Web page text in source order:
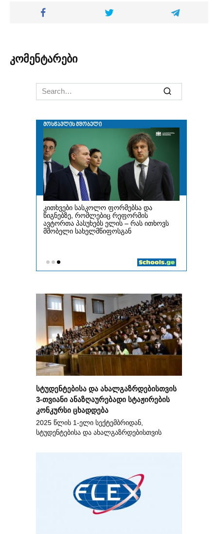
კომენტარები
Search
for:
სტუდენტებისა და ახალგაზრდებისთვის
3-თვიანი ანაზღაურებადი სტაჟირების
კონკურსი ცხადდება
2025 წლის 1-ელი სექტემბრიდან,
სტუდენტებისა და ახალგაზრდებისთვის